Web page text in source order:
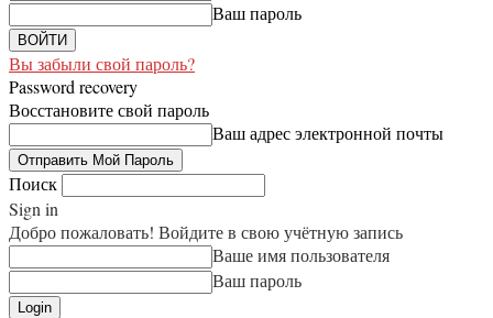
Ваш пароль
Вы забыли свой пароль?
Password recovery
Восстановите свой пароль
Ваш адрес электронной почты
Поиск
Sign in
Добро пожаловать! Войдите в свою учётную запись
Ваше имя пользователя
Ваш пароль